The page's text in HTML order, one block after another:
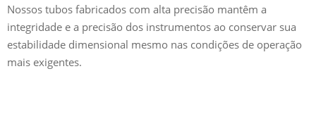
Nossos tubos fabricados com alta precisão mantêm a
integridade e a precisão dos instrumentos ao conservar sua
estabilidade dimensional mesmo nas condições de operação
mais exigentes.